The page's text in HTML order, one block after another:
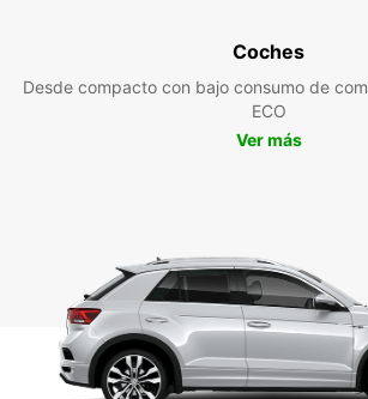
Coches
Desde compacto con bajo consumo de
ECO
Ver más